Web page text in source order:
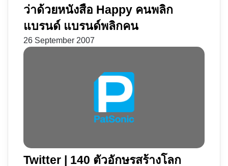
ว่าด้วยหนังสือ Happy คนพลิก
แบรนด์ แบรนด์พลิกคน
26 September 2007
Twitter | 140 ตัวอักษรสร้างโลก